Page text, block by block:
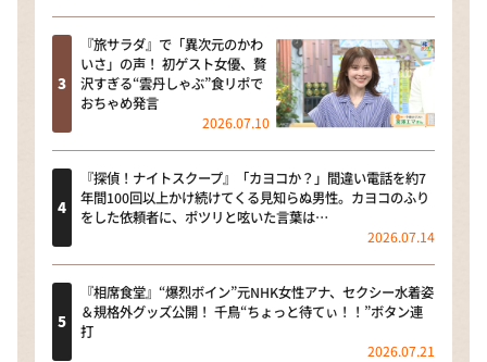
『旅サラダ』で「異次元のかわ
いさ」の声！ 初ゲスト女優、贅
沢すぎる“雲丹しゃぶ”食リポで
おちゃめ発言
2026.07.10
『探偵！ナイトスクープ』「カヨコか？」間違い電話を約7
年間100回以上かけ続けてくる見知らぬ男性。カヨコのふり
をした依頼者に、ポツリと呟いた言葉は…
2026.07.14
『相席食堂』“爆烈ボイン”元NHK女性アナ、セクシー水着姿
＆規格外グッズ公開！ 千鳥“ちょっと待てぃ！！”ボタン連
打
2026.07.21